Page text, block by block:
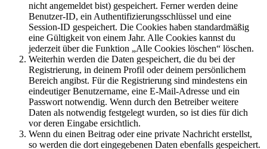
nicht angemeldet bist) gespeichert. Ferner werden deine
Benutzer-ID, ein Authentifizierungsschlüssel und eine
Session-ID gespeichert. Die Cookies haben standardmäßig
eine Gültigkeit von einem Jahr. Alle Cookies kannst du
jederzeit über die Funktion „Alle Cookies löschen“ löschen.
Weiterhin werden die Daten gespeichert, die du bei der
Registrierung, in deinem Profil oder deinem persönlichem
Bereich angibst. Für die Registrierung sind mindestens ein
eindeutiger Benutzername, eine E-Mail-Adresse und ein
Passwort notwendig. Wenn durch den Betreiber weitere
Daten als notwendig festgelegt wurden, so ist dies für dich
vor deren Eingabe ersichtlich.
Wenn du einen Beitrag oder eine private Nachricht erstellst,
so werden die dort eingegebenen Daten ebenfalls gespeichert.